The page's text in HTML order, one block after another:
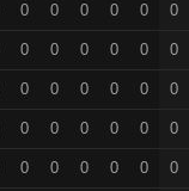
0 0 0 0 0 0
0 0 0 0 0 0
0 0 0 0 0 0
0 0 0 0 0 0
0 0 0 0 0 0